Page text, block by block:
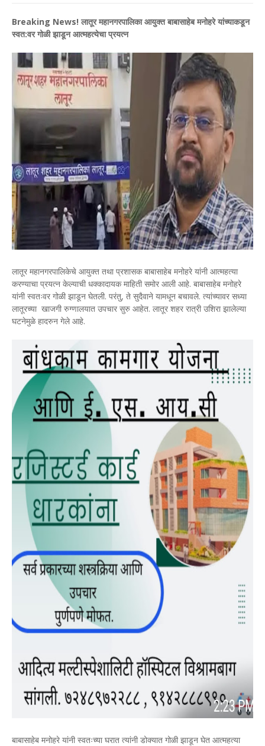
Breaking News! लातूर महानगरपालिका आयुक्त बाबासाहेब मनोहरे यांच्याकडून
स्वत:वर गोळी झाडून आत्महत्येचा प्रयत्न
लातूर महानगरपालिकेचे आयुक्त तथा प्रशासक बाबासाहेब मनोहरे यांनी आत्महत्या
करण्याचा प्रयत्न केल्याची धक्कादायक माहिती समोर आली आहे. बाबासाहेब मनोहरे
यांनी स्वतःवर गोळी झाडून घेतली. परंतु, ते सुदैवाने यामधून बचावले. त्यांच्यावर सध्या
लातूरच्या खाजगी रुग्णालयात उपचार सुरु आहेत. लातूर शहर रात्री उशिरा झालेल्या
घटनेमुळे हादरुन गेले आहे.
बाबासाहेब मनोहरे यांनी स्वतःच्या घरात त्यांनी डोक्यात गोळी झाडून घेत आत्महत्या